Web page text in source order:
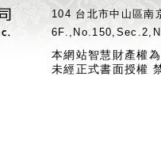
104 台北市中山區
本網站智慧財產權
未經正式書面授權